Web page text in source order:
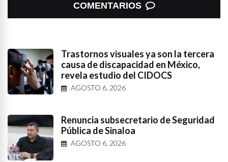
COMENTARIOS
Trastornos visuales ya son la tercera
causa de discapacidad en México,
revela estudio del CIDOCS
AGOSTO 6, 2026
Renuncia subsecretario de Seguridad
Pública de Sinaloa
AGOSTO 6, 2026